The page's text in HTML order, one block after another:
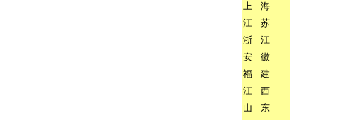
上
海
江
苏
浙
江
安
徽
福
建
江
西
山
东